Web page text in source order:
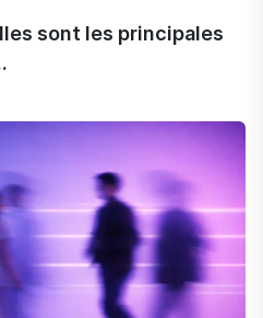
sont les principales